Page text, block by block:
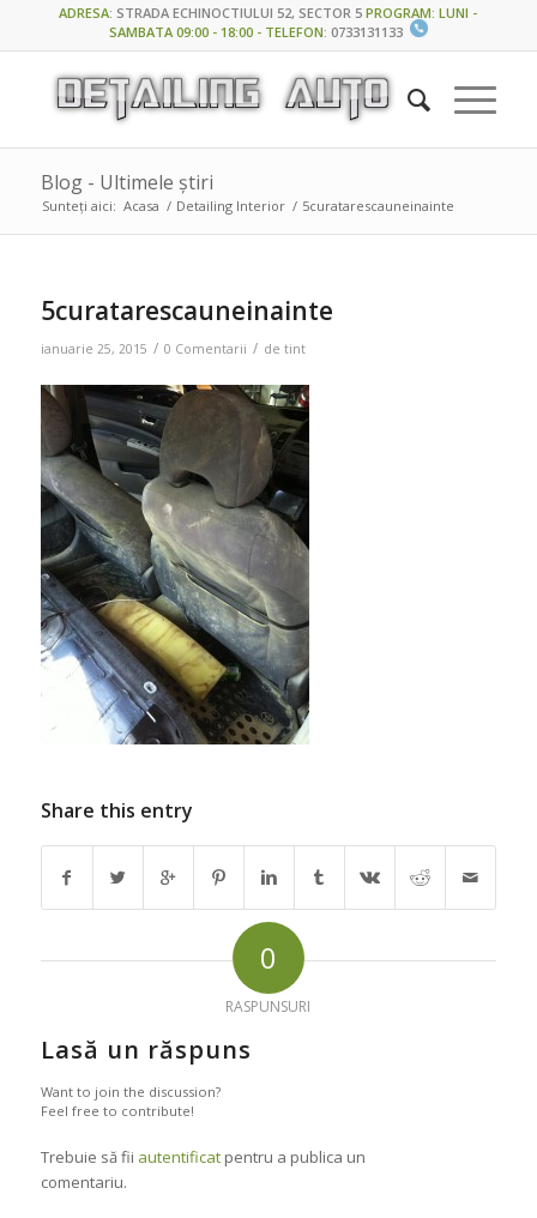
ADRESA:STRADA ECHINOCTIULUI 52, SECTOR 5 PROGRAM: LUNI -
SAMBATA 09:00 - 18:00 - TELEFON: 0733131133
Blog - Ultimele știri
Sunteți aici: Acasa / Detailing Interior / 5curatarescauneinainte
5curatarescauneinainte
ianuarie 25, 2015 / 0 Comentarii / de tint
Share this entry
0
RASPUNSURI
Lasă un răspuns
Want to join the discussion?
Feel free to contribute!
Trebuie să fii autentificatpentru a publica un
comentariu.